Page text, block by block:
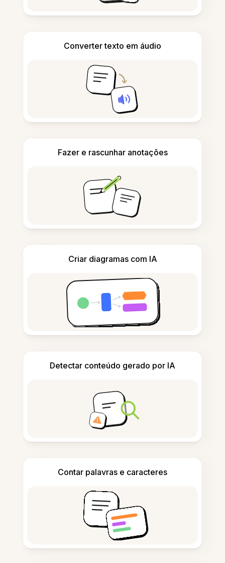
Converter texto em áudio
Fazer e rascunhar anotações
Criar diagramas com IA
Detectar conteúdo gerado por IA
Contar palavras e caracteres